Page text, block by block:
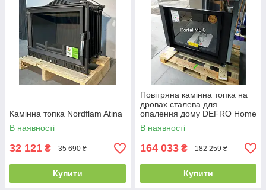
Камінна топка Nordflam Atina
В наявності
32 121 ₴ 35 690 ₴
Купити
Повітряна камінна топка на
дровах сталева для
опалення дому DEFRO Home
PORTAL ME G з підйомними
дверцятами
В наявності
164 033 ₴ 182 259 ₴
Купити